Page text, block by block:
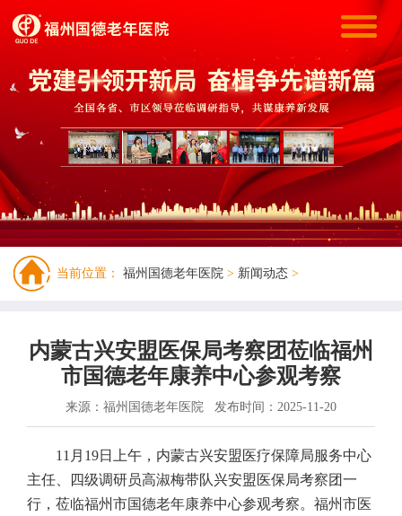
当前位置： 福州国德老年医院 > 新闻动态>
内蒙古兴安盟医保局考察团莅临福州
市国德老年康养中心参观考察
来源：福州国德老年医院 发布时间：2025-11-20
11月19日上午，内蒙古兴安盟医疗保障局服务中心
主任、四级调研员高淑梅带队兴安盟医保局考察团一
行，莅临福州市国德老年康养中心参观考察。福州市医